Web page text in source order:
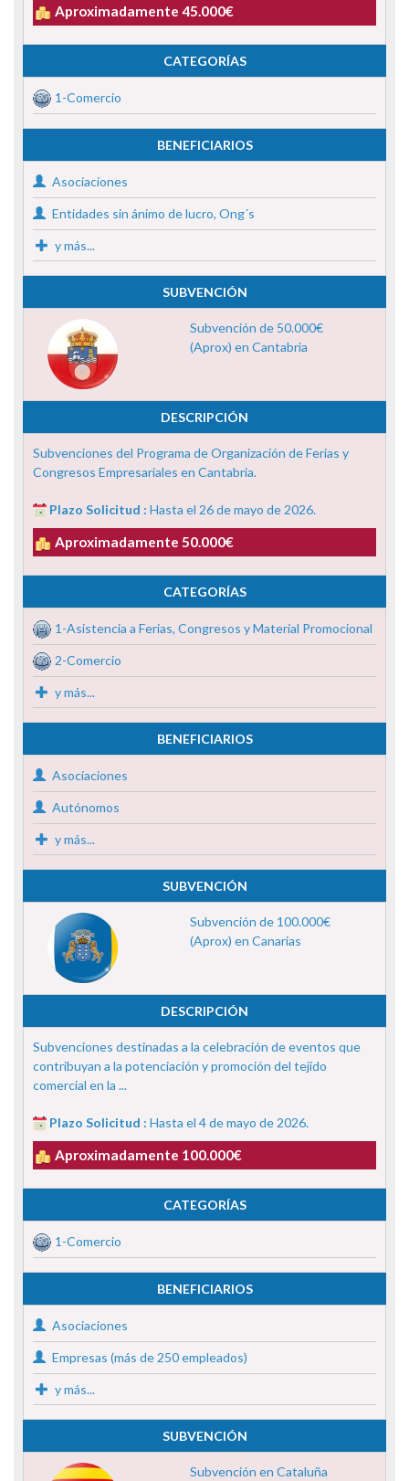
Aproximadamente 45.000€
CATEGORÍAS
1-Comercio
BENEFICIARIOS
Asociaciones
Entidades sin ánimo de lucro, Ong´s
y más...
SUBVENCIÓN
Subvención de 50.000€
(Aprox) en Cantabria
DESCRIPCIÓN
Subvenciones del Programa de Organización de Ferias y
Congresos Empresariales en Cantabria.
Plazo Solicitud : Hasta el 26 de mayo de 2026.
Aproximadamente 50.000€
CATEGORÍAS
1-Asistencia a Ferias, Congresos y Material Promocional
2-Comercio
y más...
BENEFICIARIOS
Asociaciones
Autónomos
y más...
SUBVENCIÓN
Subvención de 100.000€
(Aprox) en Canarias
DESCRIPCIÓN
Subvenciones destinadas a la celebración de eventos que
contribuyan a la potenciación y promoción del tejido
comercial en la ...
Plazo Solicitud : Hasta el 4 de mayo de 2026.
Aproximadamente 100.000€
CATEGORÍAS
1-Comercio
BENEFICIARIOS
Asociaciones
Empresas (más de 250 empleados)
y más...
SUBVENCIÓN
Subvención en Cataluña